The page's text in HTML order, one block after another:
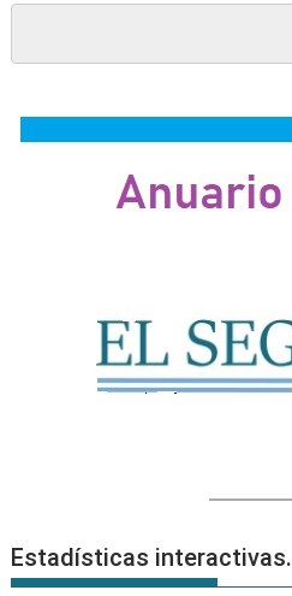
Estadísticas interactivas.